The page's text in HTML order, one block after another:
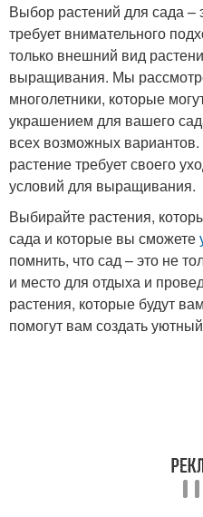
Выбор растений для сада –
требует внимательного
только внешний вид
выращивания. Мы
многолетники, которые
украшением для вашего
всех возможных
растение требует своего
условий для выращивания.
Выбирайте растения,
сада и которые вы сможете
помнить, что сад – это не
и место для отдыха и
растения, которые будут
помогут вам создать